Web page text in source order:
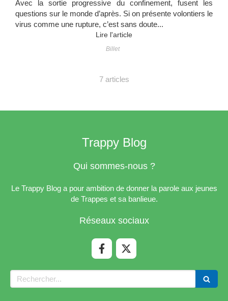
Avec la sortie progressive du confinement, fusent les
questions sur le monde d’après. Si on présente volontiers le
virus comme une rupture, c’est sans doute...
Lire l'article
Billet
7 articles
Trappy Blog
Qui sommes-nous ?
Le Trappy Blog a pour ambition de donner la parole aux jeunes
de Trappes et sa banlieue.
Réseaux sociaux
Rechercher